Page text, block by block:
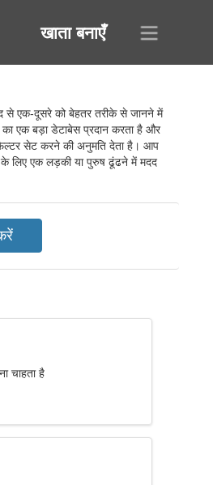
खाता बनाएँ
से एक-दूसरे को बेहतर तरीके से जानने में
का एक बड़ा डेटाबेस प्रदान करता है और
सेट करने की अनुमति देता है। आप
लिए एक लड़की या पुरुष ढूंढने में मदद
चाहता है